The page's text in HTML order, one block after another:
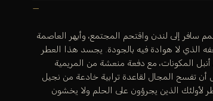
إلى لندن واقتحم المجتمع، وأبهر العاصمة
الذي لا هوادة فيه بالجودة. يجسد هذا العطر
المكونات، مع دفعة منعشة من المريمية
أن تفسح المجال لقاعدة ترابية خادعة من نجيل
لأولئك الذين يجرؤون على الحلم ولا يخشون